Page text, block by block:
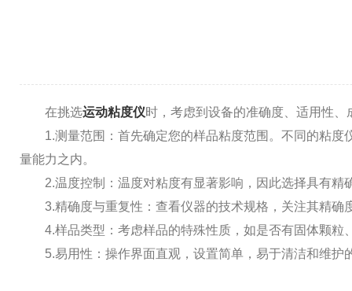
在挑选运动粘度仪时，考虑到设备的准确度、适用性
1.测量范围：首先确定您的样品粘度范围。不同的粘度
量能力之内。
2.温度控制：温度对粘度有显著影响，因此选择具有精
3.精确度与重复性：查看仪器的技术规格，关注其精确
4.样品类型：考虑样品的特殊性质，如是否有固体颗粒
5.易用性：操作界面直观，设置简单，易于清洁和维护